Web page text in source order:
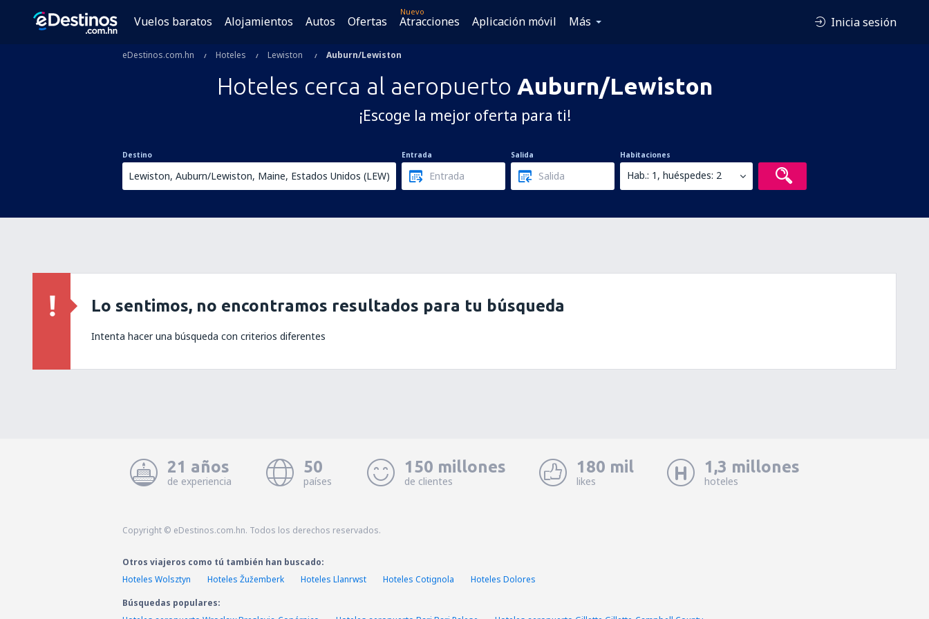
Vuelos baratos Alojamientos Autos Ofertas
Nuevo
Atracciones Aplicación móvil Más Inicia sesión
eDestinos.com.hn Hoteles Lewiston Auburn/Lewiston
Hoteles cerca al aeropuerto Auburn/Lewiston
¡Escoge la mejor oferta para ti!
Destino Entrada Salida Habitaciones
Hab.: 1, huéspedes: 2
Lo sentimos, no encontramos resultados para tu búsqueda
Intenta hacer una búsqueda con criterios diferentes
21 años
de experiencia
50
países
150 millones
de clientes
180 mil
likes
1,3 millones
hoteles
Copyright © eDestinos.com.hn. Todos los derechos reservados.
Otros viajeros como tú también han buscado:
Hoteles Wolsztyn
Hoteles Žužemberk Hoteles Llanrwst Hoteles Cotignola
Hoteles Dolores
Búsquedas populares: